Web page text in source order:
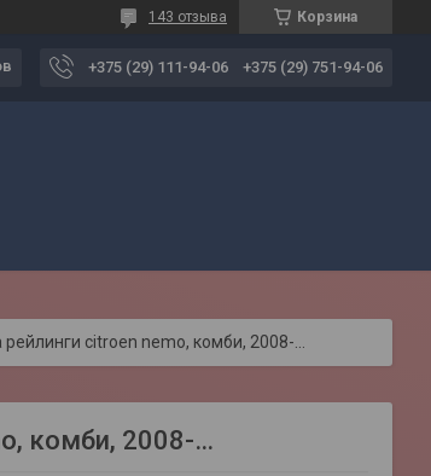
Корзина
143 отзыва
+375 (29) 111-94-06 +375 (29) 751-94-06
citroen nemo, комби, 2008-…
комби, 2008-…